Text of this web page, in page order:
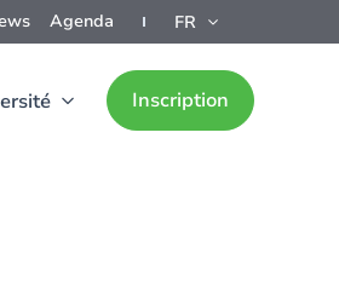
Agenda FR
Inscription